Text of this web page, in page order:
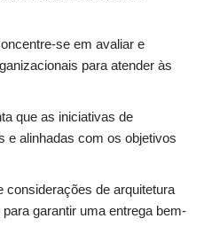
se em avaliar e
para atender às
que as iniciativas de
e alinhadas com os objetivos
considerações de arquitetura
garantir uma entrega bem-